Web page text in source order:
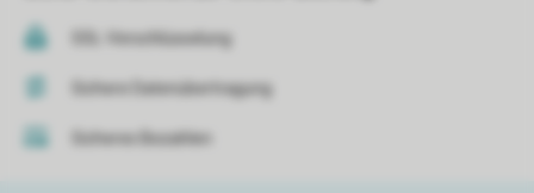
SSL-Verschlüsselung
Sichere Datenübertragung
Sicheres Bezahlen